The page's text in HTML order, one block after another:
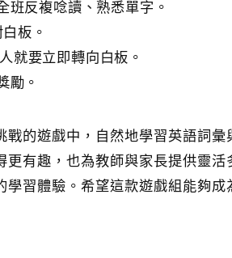
班反複唸讀、熟悉單字。
板。
就要立即轉向白板。
勵。
戰的遊戲中，自然地學習英語詞彙
有趣，也為教師與家長提供靈活
習體驗。希望這款遊戲組能夠成